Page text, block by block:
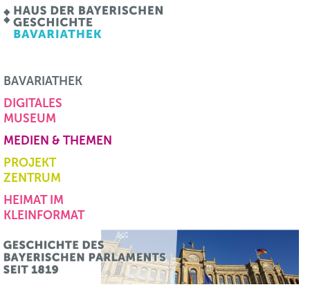
BAVARIATHEK
DIGITALES
MUSEUM
MEDIEN & THEMEN
PROJEKT
ZENTRUM
HEIMAT IM
KLEINFORMAT